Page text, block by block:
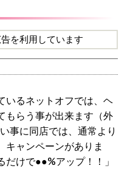
を利用しています
いるネットオフでは、ヘ
もらう事が出来ます（外
事に同店では、通常より
キャンペーンがありま
けで●●%アップ！！」